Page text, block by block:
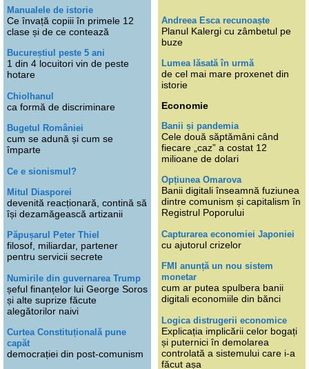
Manualele de istorie
Ce învață copiii în primele 12
clase și de ce contează
Bucureștiul peste 5 ani
1 din 4 locuitori vin de peste
hotare
Chiolhanul
ca formă de discriminare
Bugetul României
cum se adună și cum se
împarte
Ce e sionismul?
Mitul Diasporei
devenită reacționară, contină să
își dezamăgească artizanii
Păpușarul Peter Thiel
filosof, miliardar, partener
pentru servicii secrete
Numirile din guvernarea Trump
șeful finanțelor lui George Soros
și alte suprize făcute
alegătorilor naivi
Curtea Constituțională pune
capăt
democrației din post-comunism
Andreea Esca recunoaște
Planul Kalergi cu zâmbetul pe
buze
Lumea lăsată în urmă
de cel mai mare proxenet din
istorie
Economie
Banii și pandemia
Cele două săptămâni când
fiecare „caz” a costat 12
milioane de dolari
Opțiunea Omarova
Banii digitali înseamnă fuziunea
dintre comunism și capitalism în
Registrul Poporului
Capturarea economiei Japoniei
cu ajutorul crizelor
FMI anunță un nou sistem
monetar
cum ar putea spulbera banii
digitali economiile din bănci
Logica distrugerii economice
Explicația implicării celor bogați
și puternici în demolarea
controlată a sistemului care i-a
făcut așa